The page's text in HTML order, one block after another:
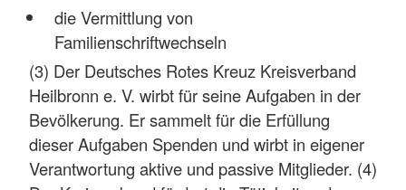
die Vermittlung von
Familienschriftwechseln
(3) Der Deutsches Rotes Kreuz Kreisverband
Heilbronn e. V. wirbt für seine Aufgaben in der
Bevölkerung. Er sammelt für die Erfüllung
dieser Aufgaben Spenden und wirbt in eigener
Verantwortung aktive und passive Mitglieder. (4)